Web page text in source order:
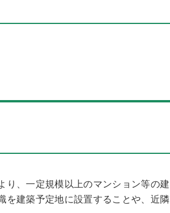
り、一定規模以上のマンション等の建
を建築予定地に設置することや、近隣